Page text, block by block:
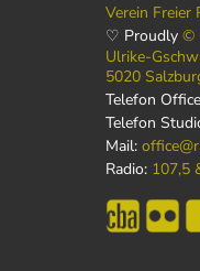
Verein Freier
♡ Proudly ©
Ulrike-
5020
Telefon
Telefon
Mail:
Radio: 107,5